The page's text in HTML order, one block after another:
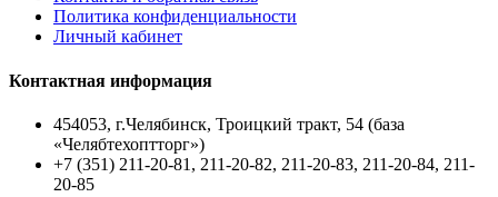
Политика конфиденциальности
Личный кабинет
Контактная информация
454053, г.Челябинск, Троицкий тракт, 54 (база
«Челябтехоптторг»)
+7 (351) 211-20-81, 211-20-82, 211-20-83, 211-20-84, 211-
20-85